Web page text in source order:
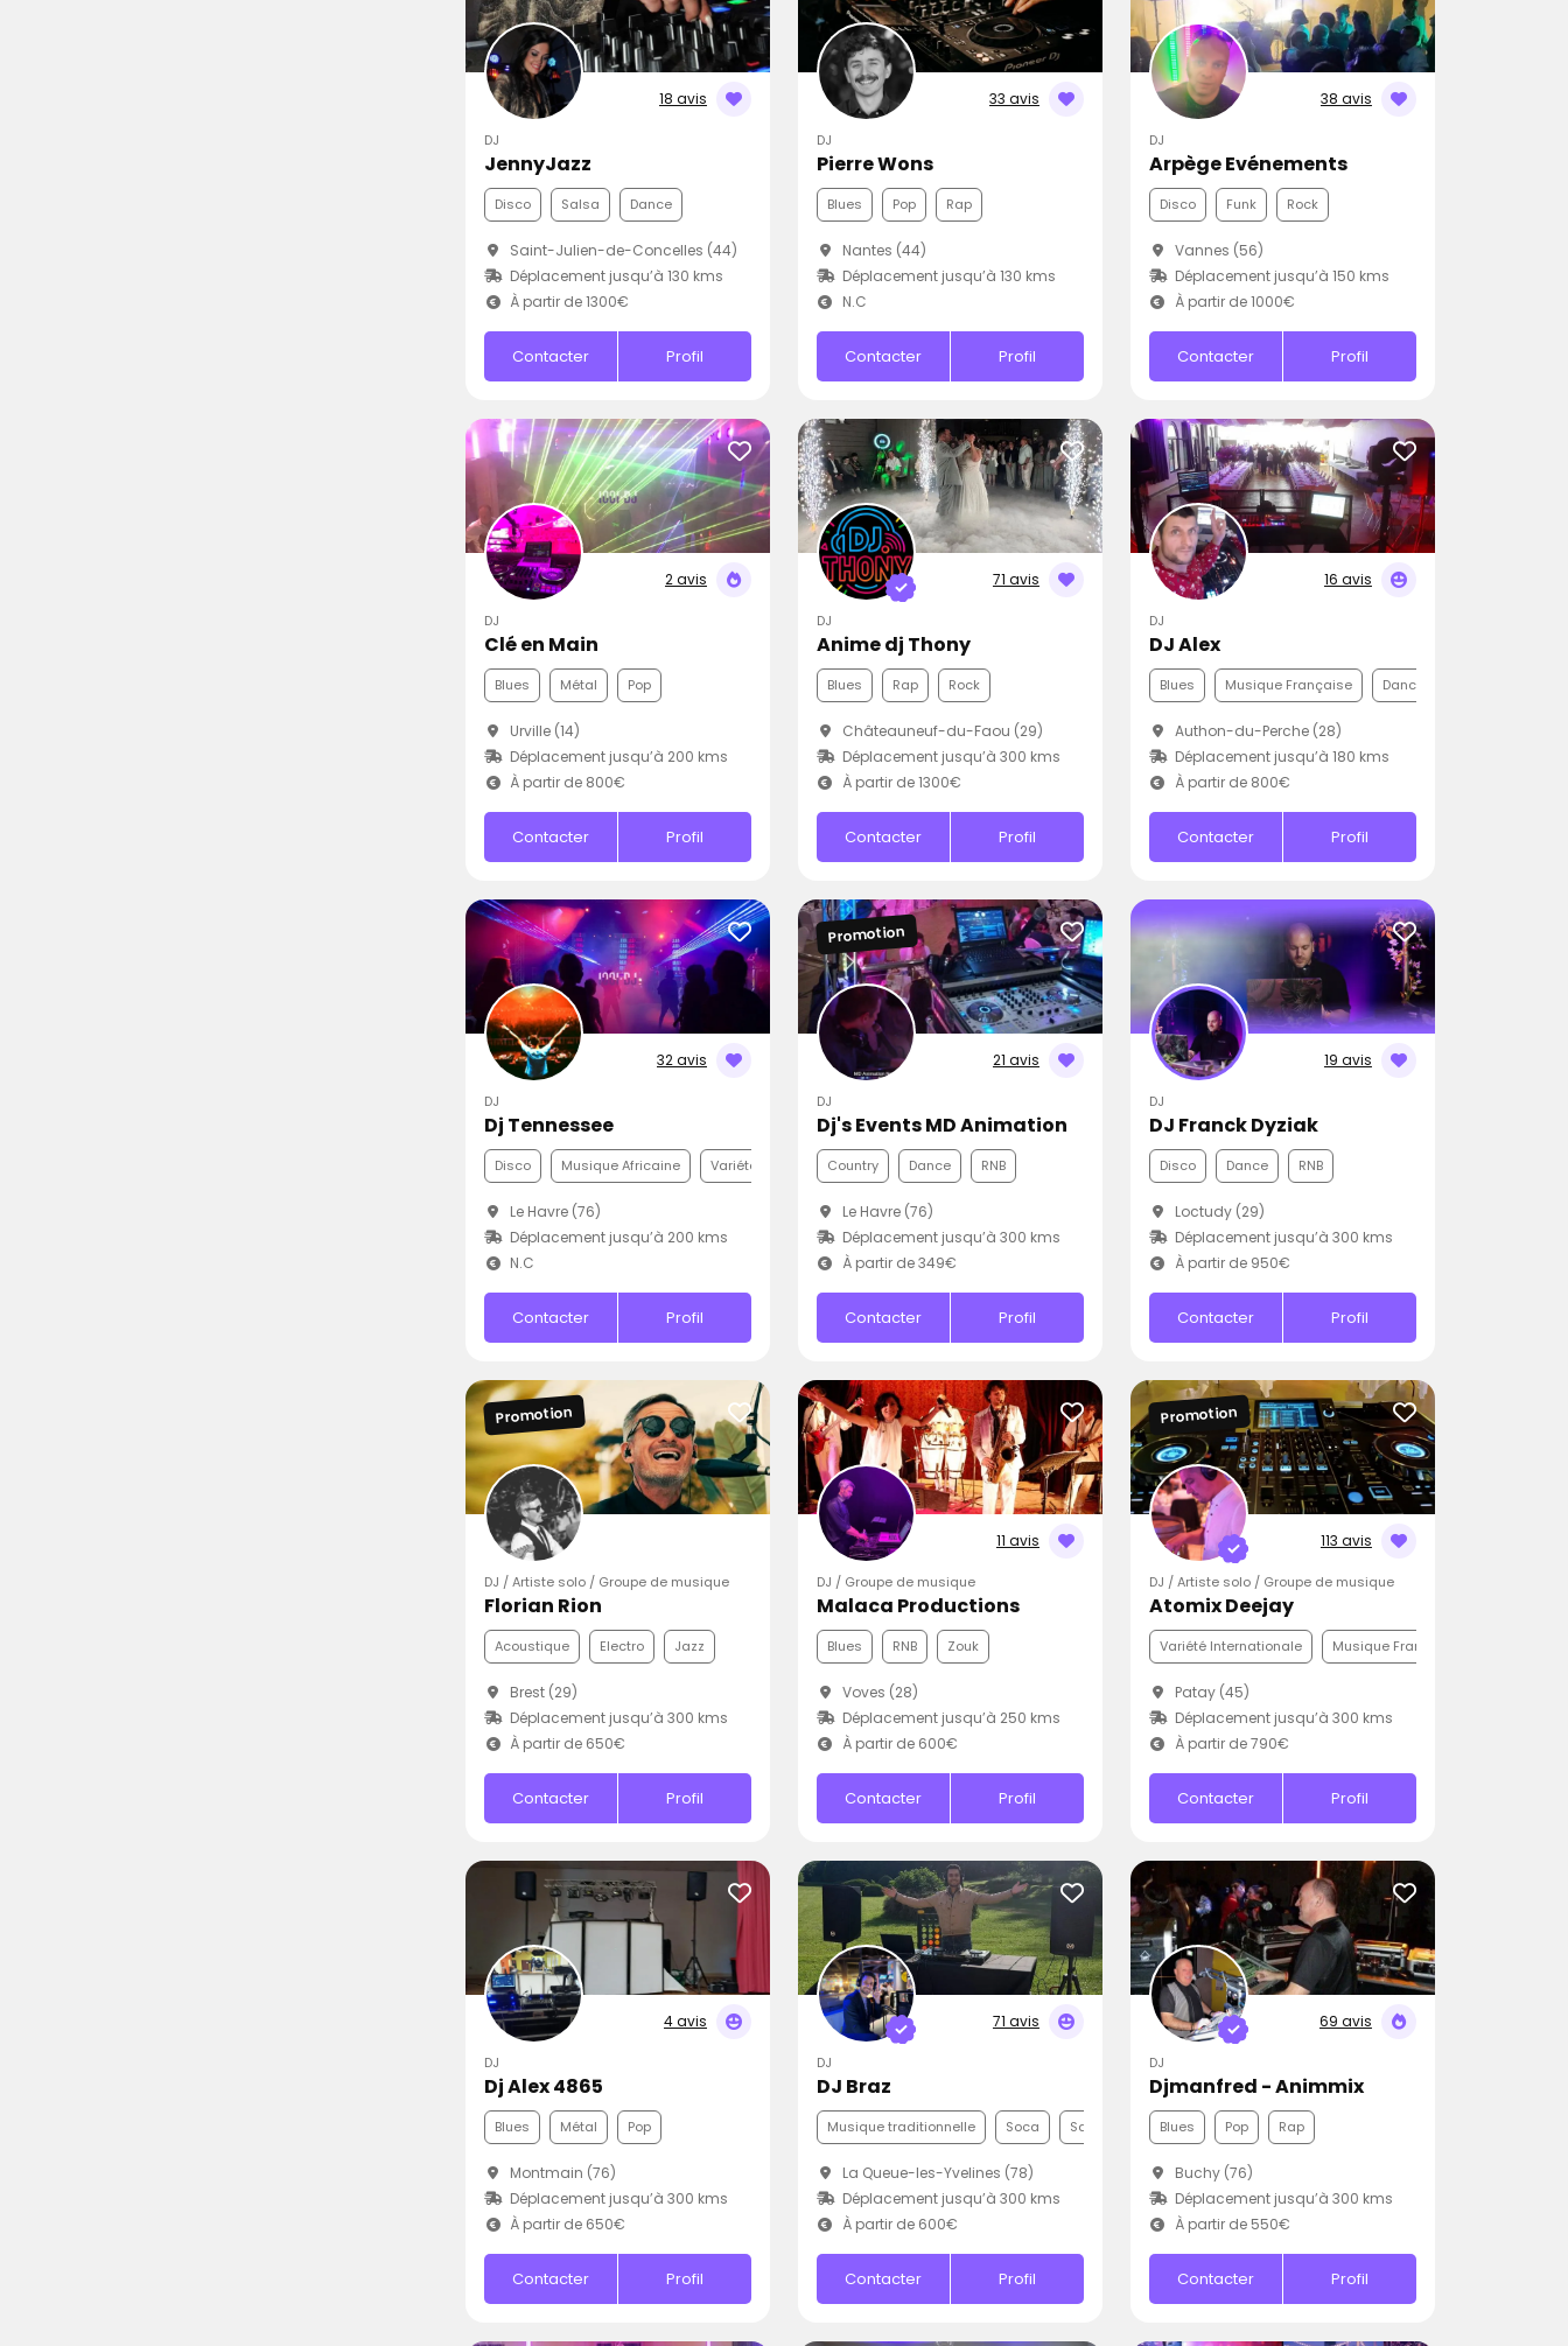
18 avis
DJ
JennyJazz
Disco Salsa Dance
Saint-Julien-de-Concelles (44)
Déplacement jusqu’à 130 kms
À partir de 1300€
Contacter Profil
33 avis
DJ
Pierre Wons
Blues Pop Rap
Nantes (44)
Déplacement jusqu’à 130 kms
N.C
Contacter Profil
38 avis
DJ
Arpège Evénements
Disco Funk Rock
Vannes (56)
Déplacement jusqu’à 150 kms
À partir de 1000€
Contacter Profil
2 avis
DJ
Clé en Main
Blues Métal Pop
Urville (14)
Déplacement jusqu’à 200 kms
À partir de 800€
Contacter Profil
71 avis
DJ
Anime dj Thony
Blues Rap Rock
Châteauneuf-du-Faou (29)
Déplacement jusqu’à 300 kms
À partir de 1300€
Contacter Profil
16 avis
DJ
DJ Alex
Blues Musique Française Dance
Authon-du-Perche (28)
Déplacement jusqu’à 180 kms
À partir de 800€
Contacter Profil
32 avis
DJ
Dj Tennessee
Disco Musique Africaine Variété Internationale
Le Havre (76)
Déplacement jusqu’à 200 kms
N.C
Contacter Profil
21 avis
Promotion
DJ
Dj's Events MD Animation
Country Dance RNB
Le Havre (76)
Déplacement jusqu’à 300 kms
À partir de 349€
Contacter Profil
19 avis
DJ
DJ Franck Dyziak
Disco Dance RNB
Loctudy (29)
Déplacement jusqu’à 300 kms
À partir de 950€
Contacter Profil
Promotion
DJ / Artiste solo / Groupe de musique
Florian Rion
Acoustique Electro Jazz
Brest (29)
Déplacement jusqu’à 300 kms
À partir de 650€
Contacter Profil
11 avis
DJ / Groupe de musique
Malaca Productions
Blues RNB Zouk
Voves (28)
Déplacement jusqu’à 250 kms
À partir de 600€
Contacter Profil
113 avis
Promotion
DJ / Artiste solo / Groupe de musique
Atomix Deejay
Variété Internationale Musique Française
Patay (45)
Déplacement jusqu’à 300 kms
À partir de 790€
Contacter Profil
4 avis
DJ
Dj Alex 4865
Blues Métal Pop
Montmain (76)
Déplacement jusqu’à 300 kms
À partir de 650€
Contacter Profil
71 avis
DJ
DJ Braz
Musique traditionnelle Soca Samba
La Queue-les-Yvelines (78)
Déplacement jusqu’à 300 kms
À partir de 600€
Contacter Profil
69 avis
DJ
Djmanfred - Animmix
Blues Pop Rap
Buchy (76)
Déplacement jusqu’à 300 kms
À partir de 550€
Contacter Profil